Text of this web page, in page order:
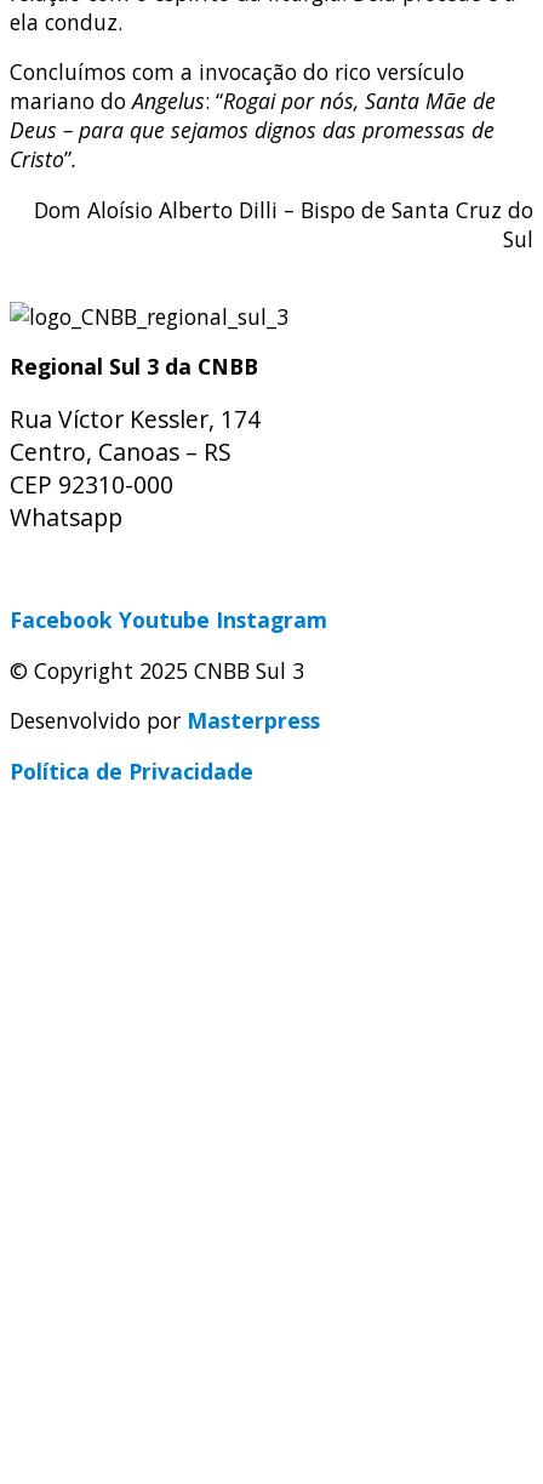
ela conduz.
Concluímos com a invocação do rico versículo
mariano doAngelus: “Rogai por nós, Santa Mãe de
Deus – para que sejamos dignos das promessas de
Cristo”.
Dom Aloísio Alberto Dilli – Bispo de Santa Cruz do
Sul
Regional Sul 3 da CNBB
Rua Víctor Kessler, 174
Centro, Canoas – RS
CEP 92310-000
Whatsapp
Facebook Youtube Instagram
© Copyright 2025 CNBB Sul 3
Desenvolvido por Masterpress
Política de Privacidade